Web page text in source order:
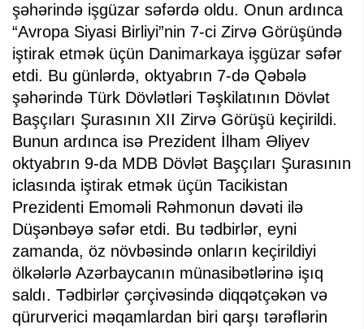
şəhərində işgüzar səfərdə oldu. Onun ardınca
“Avropa Siyasi Birliyi”nin 7-ci Zirvə Görüşündə
iştirak etmək üçün Danimarkaya işgüzar səfər
etdi. Bu günlərdə, oktyabrın 7-də Qəbələ
şəhərində Türk Dövlətləri Təşkilatının Dövlət
Başçıları Şurasının XII Zirvə Görüşü keçirildi.
Bunun ardınca isə Prezident İlham Əliyev
oktyabrın 9-da MDB Dövlət Başçıları Şurasının
iclasında iştirak etmək üçün Tacikistan
Prezidenti Emoməli Rəhmonun dəvəti ilə
Düşənbəyə səfər etdi. Bu tədbirlər, eyni
zamanda, öz növbəsində onların keçirildiyi
ölkələrlə Azərbaycanın münasibətlərinə işıq
saldı. Tədbirlər çərçivəsində diqqətçəkən və
qürurverici məqamlardan biri qarşı tərəflərin